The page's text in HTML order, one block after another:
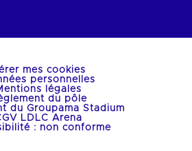
mes cookies
personnelles
légales
du pôle
du Groupama Stadium
LDLC Arena
: non conforme